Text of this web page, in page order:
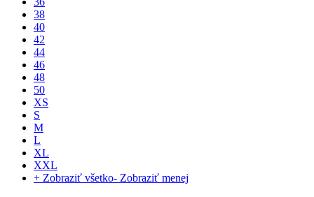
38
40
42
44
46
48
50
XS
S
M
L
XL
XXL
+ Zobraziť všetko- Zobraziť menej